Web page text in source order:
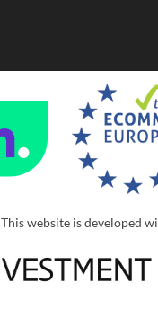
This website is developed